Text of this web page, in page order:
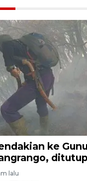
ke
ditutup
lalu